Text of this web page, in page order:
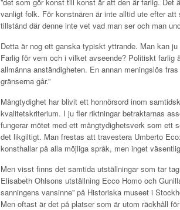
vanligt folk. För konstnären är inte alltid ute efter
tillstånd där denne inte vet vad man ser och man
Detta är nog ett ganska typiskt yttrande. Man kan
Farlig för vem och i vilket avseende? Politiskt
allmänna anständigheten. En annan meningslös
gränserna går.”
Mångtydighet har blivit ett honnörsord inom
kvalitetskriterium. I ju fler riktningar betraktarnas
fungerar mötet med ett mångtydighetsverk som ett
det likgiltigt. Man frestas att travestera Umberto
konsthallar på alla möjliga språk, men inget
Men visst finns det samtida utställningar som tar
Elisabeth Ohlsons utställning Ecco Homo och
sanningens vansinne” på Historiska museet i
Men oftast är det på platser som är utom räckhåll